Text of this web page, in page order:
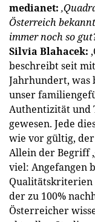
medianet:
Österreich
immer noch so
Silvia Blahacek:
beschreibt seit
Jahrhundert, was
unser
Authentizität und
gewesen. Jede
wie vor gültig,
Allein der Begriff
viel: Angefangen
Qualitätskriterien
der zu 100%
Österreicher